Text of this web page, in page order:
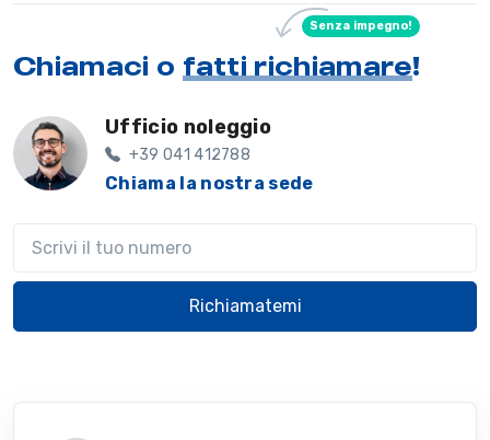
Chiamaci o fatti richiamare!
Senza impegno!
Ufficio noleggio
+39 041 412788
Chiama la nostra sede
Richiamatemi